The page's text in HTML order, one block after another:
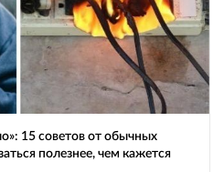
15 советов от обычных
полезнее, чем кажется